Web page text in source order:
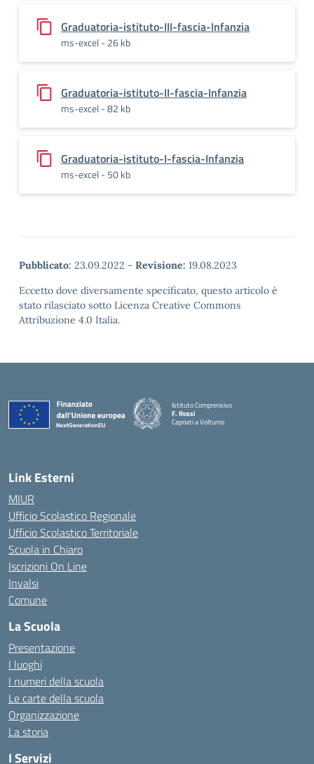
Graduatoria-istituto-III-fascia-Infanzia
ms-excel - 26 kb
Graduatoria-istituto-II-fascia-Infanzia
ms-excel - 82 kb
Graduatoria-istituto-I-fascia-Infanzia
ms-excel - 50 kb
Pubblicato: 23.09.2022 - Revisione: 19.08.2023
Eccetto dove diversamente specificato, questo articolo è
stato rilasciato sotto Licenza Creative Commons
Attribuzione 4.0 Italia.
Istituto Comprensivo
F. Rossi
Capriati a Volturno
— Visita la pagina iniziale della scuola
Link Esterni
MIUR
Ufficio Scolastico Regionale
Ufficio Scolastico Territoriale
Scuola in Chiaro
Iscrizioni On Line
Invalsi
Comune
La Scuola
Presentazione
I luoghi
I numeri della scuola
Le carte della scuola
Organizzazione
La storia
I Servizi